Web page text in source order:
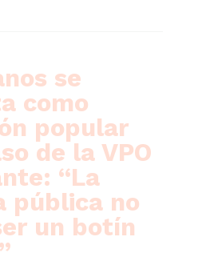
se
como
popular
de la VPO
“La
pública no
un botín